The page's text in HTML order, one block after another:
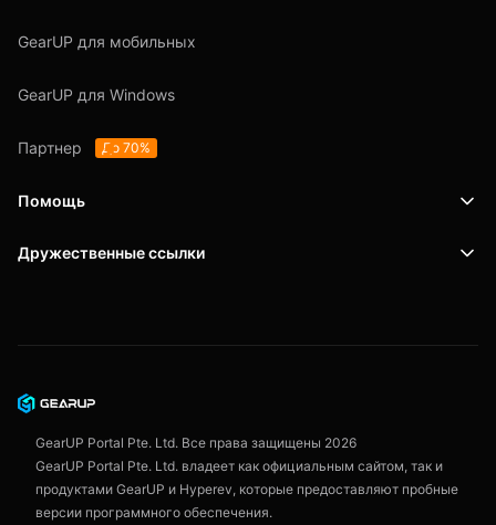
GearUP для мобильных
GearUP для Windows
Партнер До 70%
Помощь
Поддержка
Пользовательское соглашение
Дружественные ссылки
GearUP Portal Pte. Ltd. Все права защищены 2026
GearUP Portal Pte. Ltd. владеет как официальным сайтом, так и
продуктами GearUP и Hyperev, которые предоставляют пробные
версии программного обеспечения.